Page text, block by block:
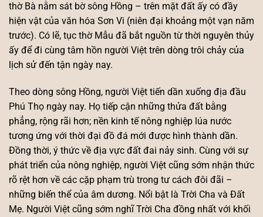
thờ Bà nằm sát bờ sông Hồng – trên mặt đất ấy có đầy
hiện vật của văn hóa Sơn Vi (niên đại khoảng một vạn năm
trước). Có lẽ, tục thờ Mẫu đã bắt nguồn từ thời nguyên thủy
ấy để đi cùng tâm hồn người Việt trên dòng trôi chảy của
lịch sử đến tận ngày nay.
Theo dòng sông Hồng, người Việt tiến dần xuống địa đầu
Phú Thọ ngày nay. Họ tiếp cận những thửa đất bằng
phẳng, rộng rãi hơn; nền kinh tế nông nghiệp lúa nước
tương ứng với thời đại đồ đá mới được hình thành dần.
Đồng thời, ý thức về địa vực đất đai nảy sinh. Cùng với sự
phát triển của nông nghiệp, người Việt cũng sớm nhận thức
rõ rệt hơn về các cặp phạm trù trong tư cách đôi đãi –
những biến thể của âm dương. Nổi bật là Trời Cha và Đất
Mẹ. Người Việt cũng sớm nghĩ Trời Cha đồng nhất với khối